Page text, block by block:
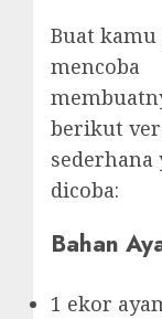
Buat
mencoba
berikut
sederhana
dicoba:
Bahan
1 ekor